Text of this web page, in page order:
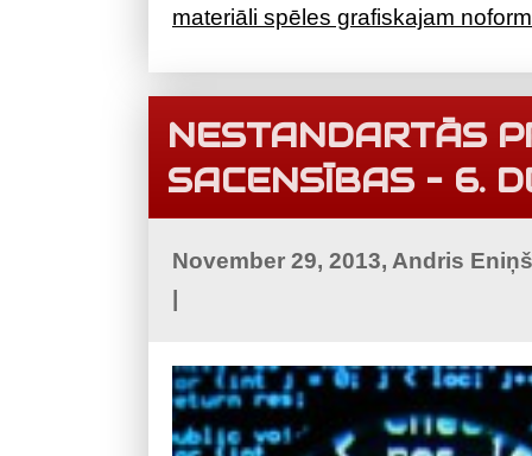
materiāli spēles grafiskajam
NESTANDARTĀS
SACENSĪBAS – 6.
November 29, 2013, Andris
|